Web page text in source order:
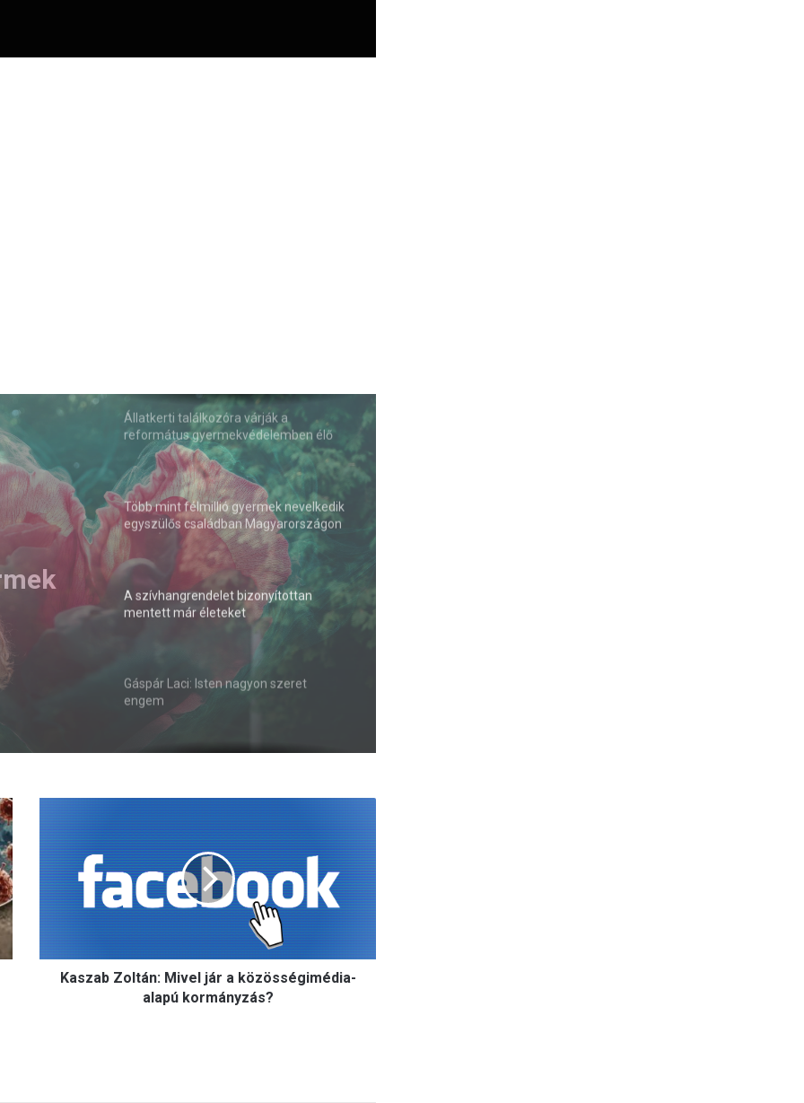
Állatkerti találkozóra várják a
református gyermekvédelemben élő
gyerekeket és nevelőszülőket
Több mint félmillió gyermek nevelkedik
egyszülős családban Magyarországon
A szívhangrendelet bizonyítottan
mentett már életeket
Gáspár Laci: Isten nagyon szeret
engem
s
z
a
b
l
Kaszab Zoltán: Mivel jár a közösségimédia-
alapú kormányzás?